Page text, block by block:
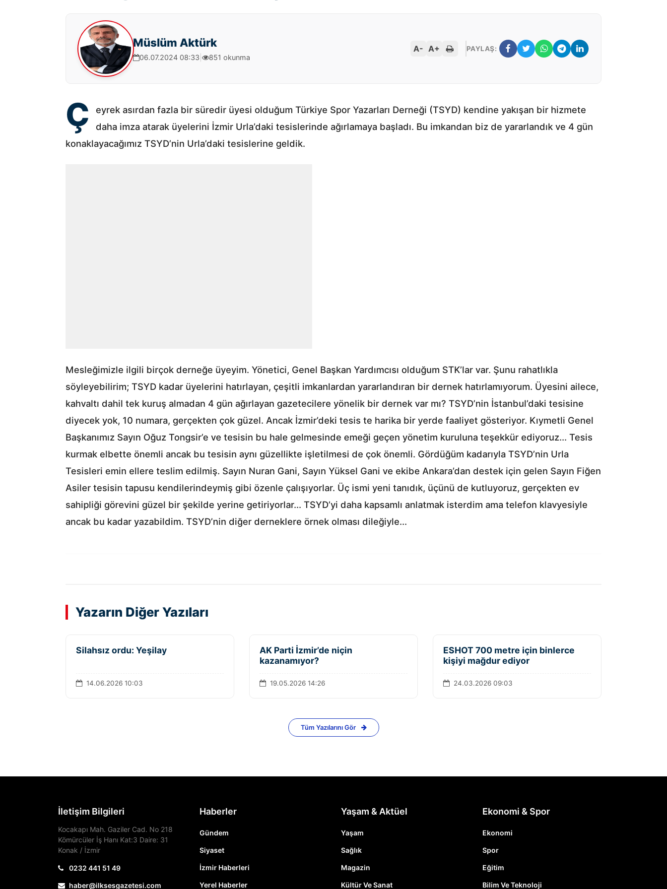
Müslüm Aktürk
06.07.2024 08:33 851 okunma
A- A+ PAYLAŞ:
Ç
eyrek asırdan fazla bir süredir üyesi olduğum Türkiye Spor Yazarları Derneği (TSYD) kendine yakışan bir hizmete
daha imza atarak üyelerini İzmir Urla’daki tesislerinde ağırlamaya başladı. Bu imkandan biz de yararlandık ve 4 gün
konaklayacağımız TSYD’nin Urla’daki tesislerine geldik.
Mesleğimizle ilgili birçok derneğe üyeyim. Yönetici, Genel Başkan Yardımcısı olduğum STK’lar var. Şunu rahatlıkla
söyleyebilirim; TSYD kadar üyelerini hatırlayan, çeşitli imkanlardan yararlandıran bir dernek hatırlamıyorum. Üyesini ailece,
kahvaltı dahil tek kuruş almadan 4 gün ağırlayan gazetecilere yönelik bir dernek var mı? TSYD’nin İstanbul’daki tesisine
diyecek yok, 10 numara, gerçekten çok güzel. Ancak İzmir’deki tesis te harika bir yerde faaliyet gösteriyor. Kıymetli Genel
Başkanımız Sayın Oğuz Tongsir’e ve tesisin bu hale gelmesinde emeği geçen yönetim kuruluna teşekkür ediyoruz... Tesis
kurmak elbette önemli ancak bu tesisin aynı güzellikte işletilmesi de çok önemli. Gördüğüm kadarıyla TSYD’nin Urla
Tesisleri emin ellere teslim edilmiş. Sayın Nuran Gani, Sayın Yüksel Gani ve ekibe Ankara’dan destek için gelen Sayın Fiğen
Asiler tesisin tapusu kendilerindeymiş gibi özenle çalışıyorlar. Üç ismi yeni tanıdık, üçünü de kutluyoruz, gerçekten ev
sahipliği görevini güzel bir şekilde yerine getiriyorlar... TSYD’yi daha kapsamlı anlatmak isterdim ama telefon klavyesiyle
ancak bu kadar yazabildim. TSYD’nin diğer derneklere örnek olması dileğiyle...
Yazarın Diğer Yazıları
Silahsız ordu: Yeşilay
14.06.2026 10:03
AK Parti İzmir’de niçin
kazanamıyor?
19.05.2026 14:26
ESHOT 700 metre için binlerce
kişiyi mağdur ediyor
24.03.2026 09:03
Tüm Yazılarını Gör
İletişim Bilgileri
Kocakapı Mah. Gaziler Cad. No 218
Kömürcüler İş Hanı Kat:3 Daire: 31
Konak / İzmir
0232 441 51 49
haber@ilksesgazetesi.com
Haberler
Gündem
Siyaset
İzmir Haberleri
Yerel Haberler
Yaşam & Aktüel
Yaşam
Sağlık
Magazin
Kültür Ve Sanat
Ekonomi & Spor
Ekonomi
Spor
Eğitim
Bilim Ve Teknoloji